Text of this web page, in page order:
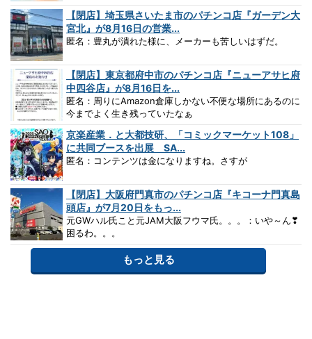
【閉店】埼玉県さいたま市のパチンコ店『ガーデン大
宮北』が8月16日の営業...
匿名：豊丸が潰れた様に、メーカーも苦しいはずだ。
【閉店】東京都府中市のパチンコ店『ニューアサヒ府
中四谷店』が8月16日を...
匿名：周りにAmazon倉庫しかない不便な場所にあるのに
今までよく生き残っていたなぁ
京楽産業．と大都技研、「コミックマーケット108」
に共同ブースを出展 SA...
匿名：コンテンツは金になりますね。さすが
【閉店】大阪府門真市のパチンコ店『キコーナ門真島
頭店』が7月20日をもっ...
元GWハル氏こと元JAM大阪フウマ氏。。。：いや～ん❣
困るわ。。。
もっと見る